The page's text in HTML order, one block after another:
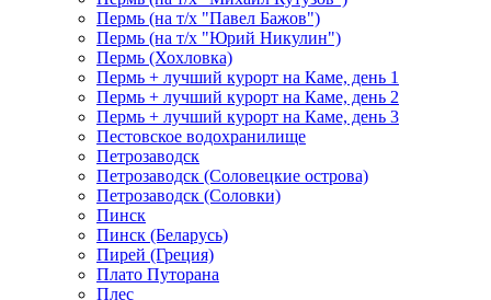
Пермь (на т/х "Павел Бажов")
Пермь (на т/х "Юрий Никулин")
Пермь (Хохловка)
Пермь + лучший курорт на Каме, день 1
Пермь + лучший курорт на Каме, день 2
Пермь + лучший курорт на Каме, день 3
Пестовское водохранилище
Петрозаводск
Петрозаводск (Соловецкие острова)
Петрозаводск (Соловки)
Пинск
Пинск (Беларусь)
Пирей (Греция)
Плато Путорана
Плес